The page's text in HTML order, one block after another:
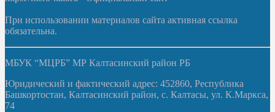
При использовании материалов сайта активная ссылка
обязательна.
МБУК “МЦРБ” МР Калтасинский район РБ
Юридический и фактический адрес: 452860, Республика
Башкортостан, Калтасинский район, с. Калтасы, ул. К.Маркса,
74